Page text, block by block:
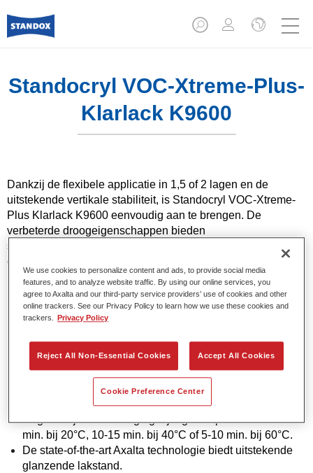
Standocryl VOC-Xtreme-Plus-
Klarlack K9600
Dankzij de flexibele applicatie in 1,5 of 2 lagen en de
uitstekende vertikale stabiliteit, is Standocryl VOC-Xtreme-
Plus Klarlack K9600 eenvoudig aan te brengen. De
verbeterde droogeigenschappen bieden
schadeherstelbedrijven de mogelijkheid om tijd te besparen,
efficiency te vergroten en energiekosten te minimaliseren.
Product- eigenschappen
Eenvoudige 2:1 mengverhouding met alle Standox
Flexibele applicatie in 1,5 of 2 lagen bieden meer opties
om met de OEM-uitstraling overeen te komen.
Uitstekende vertikale stabiliteit.
Verbeterde vuleigenschappen om stofinsluitingen af te
Ongelooflijk snelle droging bij lage temperaturen: 30-55
min. bij 20°C, 10-15 min. bij 40°C of 5-10 min. bij 60°C.
De state-of-the-art Axalta technologie biedt uitstekende
glanzende lakstand.
We use cookies to personalize content and ads, to provide social media
features, and to analyze website traffic. By using our online services, you
agree to Axalta and our third-party service providers’ use of cookies and other
online trackers. See our Privacy Policy to learn how we use these cookies and
trackers.
Privacy Policy
Reject All Non-Essential Cookies Accept All Cookies
Cookie Preference Center